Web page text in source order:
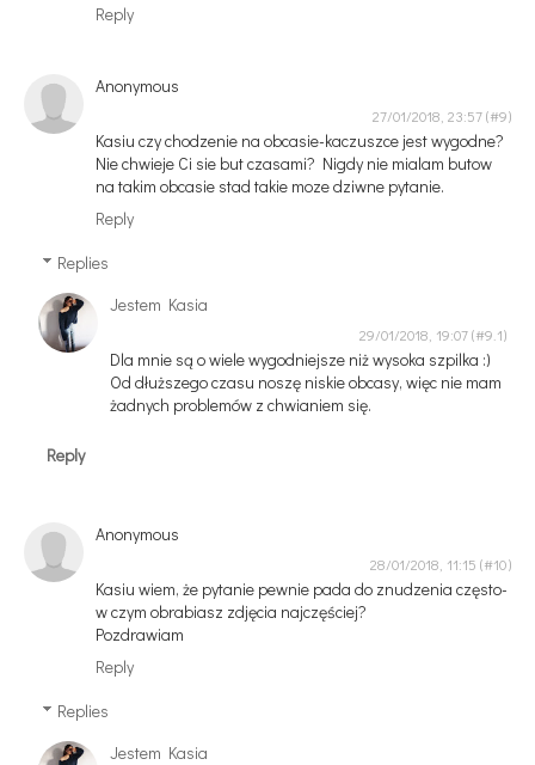
Reply
Anonymous
27/01/2018, 23:57
Kasiu czy chodzenie na obcasie-kaczuszce jest wygodne?
Nie chwieje Ci sie but czasami? Nigdy nie mialam butow
na takim obcasie stad takie moze dziwne pytanie.
Reply
Replies
Jestem Kasia
29/01/2018, 19:07
Dla mnie są o wiele wygodniejsze niż wysoka szpilka :)
Od dłuższego czasu noszę niskie obcasy, więc nie mam
żadnych problemów z chwianiem się.
Reply
Anonymous
28/01/2018, 11:15
Kasiu wiem, że pytanie pewnie pada do znudzenia często-
w czym obrabiasz zdjęcia najczęściej?
Pozdrawiam
Reply
Replies
Jestem Kasia